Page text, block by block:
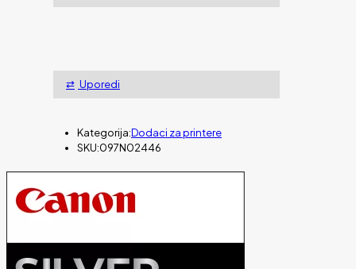
Uporedi
Kategorija:Dodaci za printere
SKU:097N02446